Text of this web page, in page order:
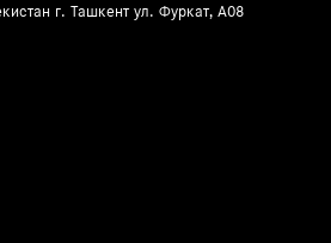
г. Ташкент ул. Фуркат, A08